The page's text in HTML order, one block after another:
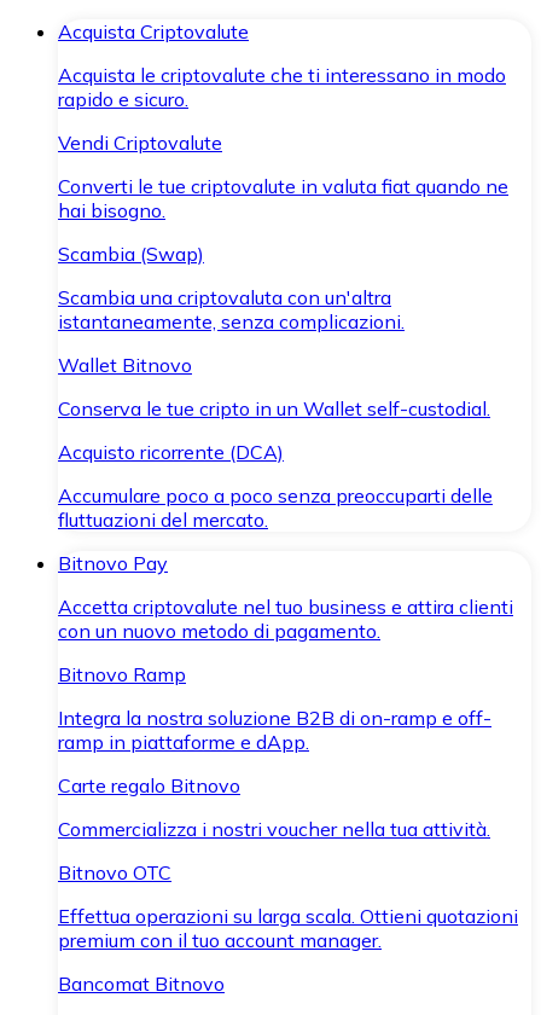
Acquista Criptovalute
Acquista le criptovalute che ti interessano in modo
rapido e sicuro.
Vendi Criptovalute
Converti le tue criptovalute in valuta fiat quando ne
hai bisogno.
Scambia (Swap)
Scambia una criptovaluta con un'altra
istantaneamente, senza complicazioni.
Wallet Bitnovo
Conserva le tue cripto in un Wallet self-custodial.
Acquisto ricorrente (DCA)
Accumulare poco a poco senza preoccuparti delle
fluttuazioni del mercato.
Bitnovo Pay
Accetta criptovalute nel tuo business e attira clienti
con un nuovo metodo di pagamento.
Bitnovo Ramp
Integra la nostra soluzione B2B di on-ramp e off-
ramp in piattaforme e dApp.
Carte regalo Bitnovo
Commercializza i nostri voucher nella tua attività.
Bitnovo OTC
Effettua operazioni su larga scala. Ottieni quotazioni
premium con il tuo account manager.
Bancomat Bitnovo